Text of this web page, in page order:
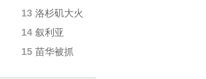
13 洛杉矶大火
14 叙利亚
15 苗华被抓